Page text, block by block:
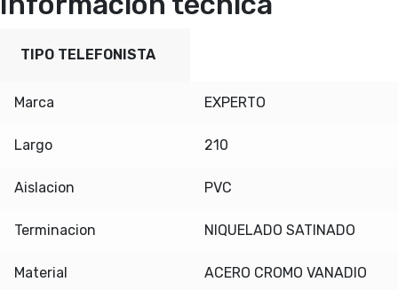
TIPO TELEFONISTA
Marca EXPERTO
Largo 210
Aislacion PVC
Terminacion NIQUELADO SATINADO
Material ACERO CROMO VANADIO